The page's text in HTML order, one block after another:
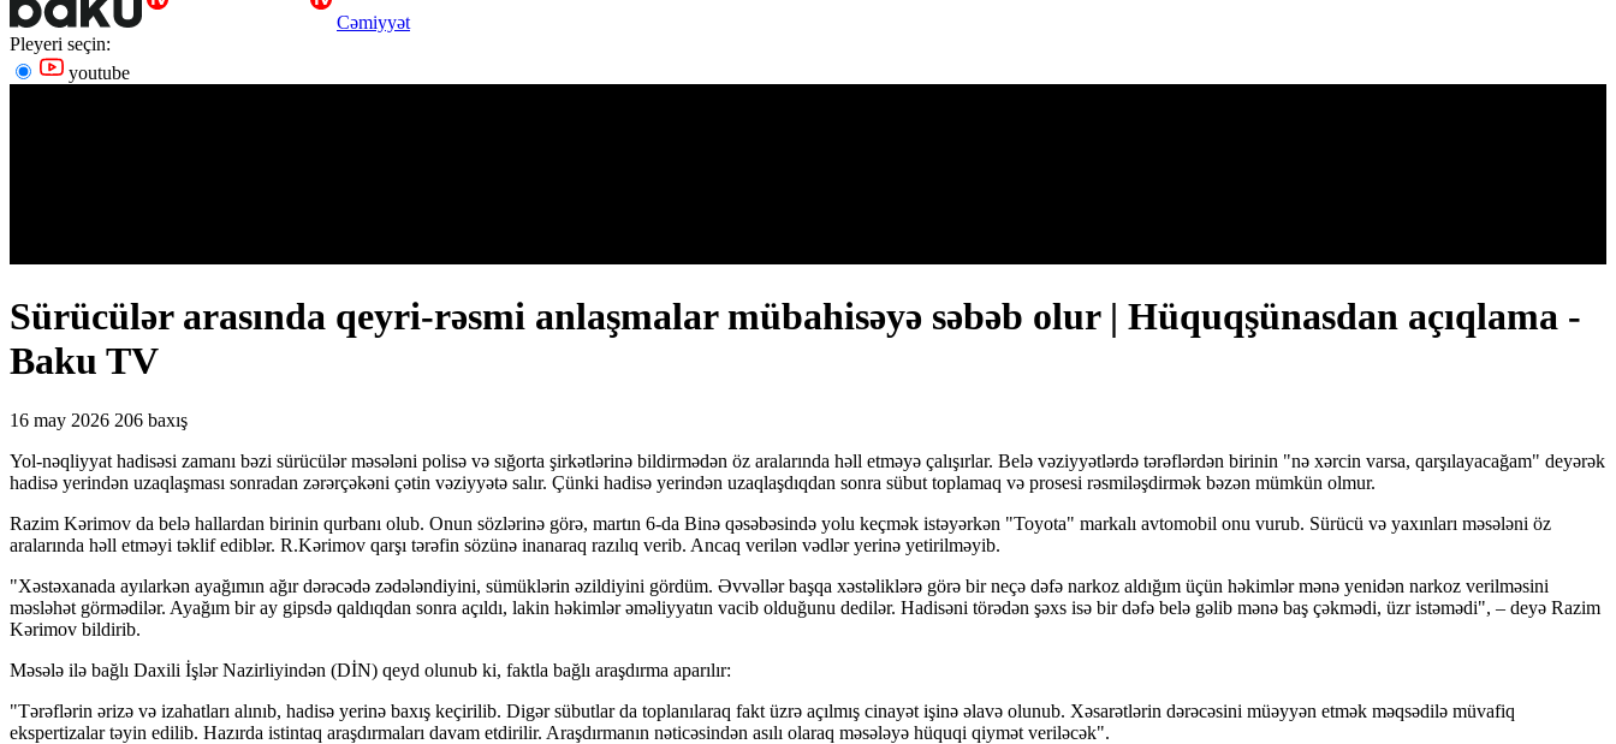
Cəmiyyət
Pleyeri seçin:
youtube
Sürücülər arasında qeyri-rəsmi anlaşmalar mübahisəyə səbəb olur | Hüquqşünasdan açıqlama -
Baku TV
16 may 2026 206 baxış
Yol-nəqliyyat hadisəsi zamanı bəzi sürücülər məsələni polisə və sığorta şirkətlərinə bildirmədən öz aralarında həll etməyə çalışırlar. Belə vəziyyətlərdə tərəflərdən birinin "nə xərcin varsa, qarşılayacağam" deyərək
hadisə yerindən uzaqlaşması sonradan zərərçəkəni çətin vəziyyətə salır. Çünki hadisə yerindən uzaqlaşdıqdan sonra sübut toplamaq və prosesi rəsmiləşdirmək bəzən mümkün olmur.
Razim Kərimov da belə hallardan birinin qurbanı olub. Onun sözlərinə görə, martın 6-da Binə qəsəbəsində yolu keçmək istəyərkən "Toyota" markalı avtomobil onu vurub. Sürücü və yaxınları məsələni öz
aralarında həll etməyi təklif ediblər. R.Kərimov qarşı tərəfin sözünə inanaraq razılıq verib. Ancaq verilən vədlər yerinə yetirilməyib.
"Xəstəxanada ayılarkən ayağımın ağır dərəcədə zədələndiyini, sümüklərin əzildiyini gördüm. Əvvəllər başqa xəstəliklərə görə bir neçə dəfə narkoz aldığım üçün həkimlər mənə yenidən narkoz verilməsini
məsləhət görmədilər. Ayağım bir ay gipsdə qaldıqdan sonra açıldı, lakin həkimlər əməliyyatın vacib olduğunu dedilər. Hadisəni törədən şəxs isə bir dəfə belə gəlib mənə baş çəkmədi, üzr istəmədi", – deyə Razim
Kərimov bildirib.
Məsələ ilə bağlı Daxili İşlər Nazirliyindən (DİN) qeyd olunub ki, faktla bağlı araşdırma aparılır:
"Tərəflərin ərizə və izahatları alınıb, hadisə yerinə baxış keçirilib. Digər sübutlar da toplanılaraq fakt üzrə açılmış cinayət işinə əlavə olunub. Xəsarətlərin dərəcəsini müəyyən etmək məqsədilə müvafiq
ekspertizalar təyin edilib. Hazırda istintaq araşdırmaları davam etdirilir. Araşdırmanın nəticəsindən asılı olaraq məsələyə hüquqi qiymət veriləcək".